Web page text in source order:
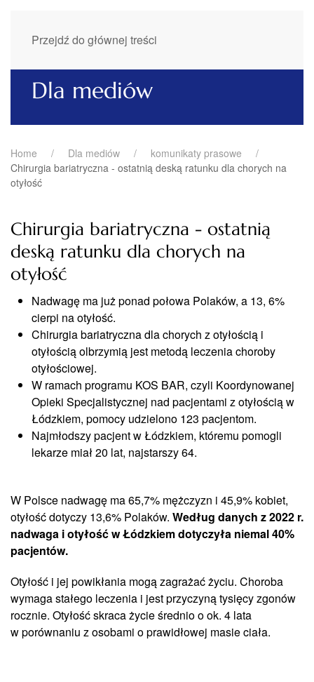
Przejdź do głównej treści
Dla mediów
Home Dla mediów
komunikaty prasowe
Chirurgia bariatryczna - ostatnią deską ratunku dla chorych na
otyłość
Chirurgia bariatryczna - ostatnią
deską ratunku dla chorych na
otyłość
Nadwagę ma już ponad połowa Polaków, a 13, 6%
cierpi na otyłość.
Chirurgia bariatryczna dla chorych z otyłością i
otyłością olbrzymią jest metodą leczenia choroby
otyłościowej.
W ramach programu KOS BAR, czyli Koordynowanej
Opieki Specjalistycznej nad pacjentami z otyłością w
Łódzkiem, pomocy udzielono 123 pacjentom.
Najmłodszy pacjent w Łódzkiem, któremu pomogli
lekarze miał 20 lat, najstarszy 64.
W Polsce nadwagę ma 65,7% mężczyzn i 45,9% kobiet,
otyłość dotyczy 13,6% Polaków. Według danych z 2022 r.
nadwaga i otyłość w Łódzkiem dotyczyła niemal 40%
pacjentów.
Otyłość i jej powikłania mogą zagrażać życiu. Choroba
wymaga stałego leczenia i jest przyczyną tysięcy zgonów
rocznie. Otyłość skraca życie średnio o ok. 4 lata
w porównaniu z osobami o prawidłowej masie ciała.